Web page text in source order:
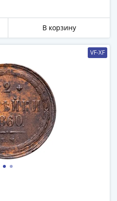
В корзину
VF-XF